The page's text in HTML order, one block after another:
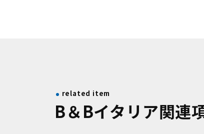
related item
B＆Bイタリア関連